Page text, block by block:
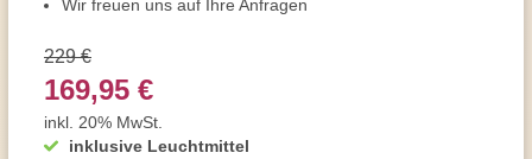
Wir freuen uns auf Ihre Anfragen
inklusive Leuchtmittel
229 €
169,95 €
inkl. 20% MwSt.